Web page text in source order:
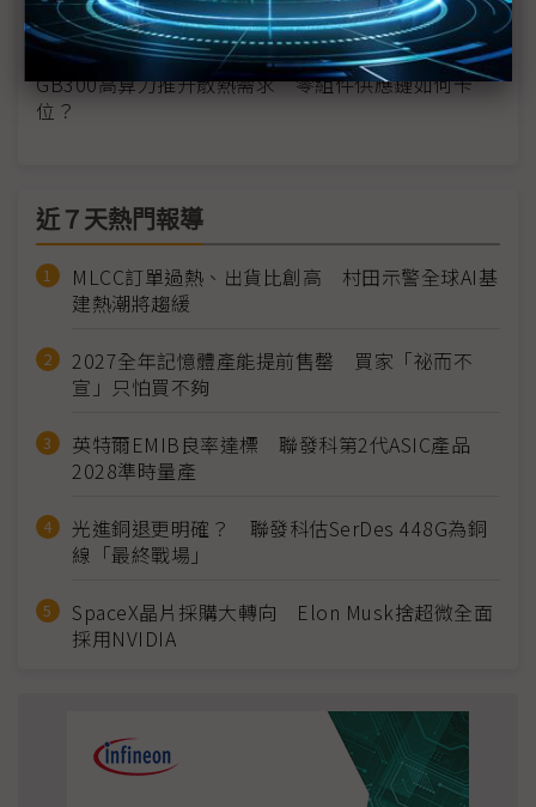
SSD迎液冷時代 Solidigm全新eSSD顛覆散熱技術
GB300高算力推升散熱需求 零組件供應鏈如何卡
位？
近７天熱門報導
MLCC訂單過熱、出貨比創高 村田示警全球AI基
建熱潮將趨緩
2027全年記憶體產能提前售罄 買家「祕而不
宣」只怕買不夠
英特爾EMIB良率達標 聯發科第2代ASIC產品
2028準時量產
光進銅退更明確？ 聯發科估SerDes 448G為銅
線「最終戰場」
SpaceX晶片採購大轉向 Elon Musk捨超微全面
採用NVIDIA